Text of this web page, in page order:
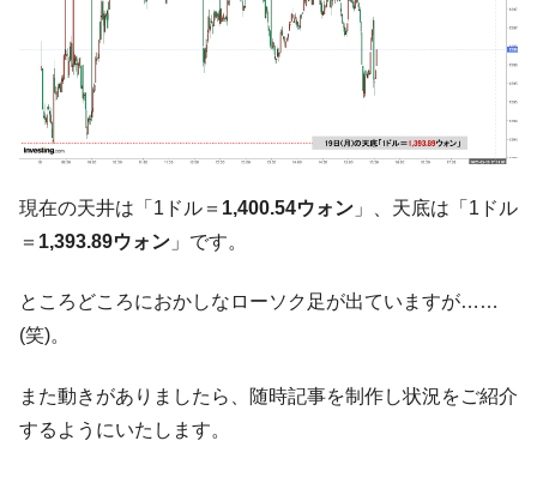
『Money1』
韓国製造業「半導体絶好調」のウラで他業
種は全般的「不調」⇒ PSIが示す現況は決して良くない。
『Money1』
【米韓激突案件】韓国消費者院が『クーパ
ン』1人当たり賠償10万ウォンを認定 ⇒ 総額3兆7,000億
『Money1』 韓国で猛暑。南東部では干ばつ
「KDDX」1番艦、2032年竣工と公示
『Money1』
【対日本円】ウォン安が急進！ 日米の協調
韓国政府『BYD』車への補助金を全廃 ⇒ 実
は韓国で『BYD』車は売れている。6カ月で対前年同期比
『Money1』
在韓米国大使スティールが着韓！⇒ さっそ
く空港に詰めかけ「出て行け！」「極右勢力」のプラカー
現在の天井は「1ドル＝ 1,400.54ウォン 」、天底は「1ドル
＝ 1,393.89ウォン 」です。
ところどころにおかしなローソク足が出ていますが……
(笑)。
また動きがありましたら、随時記事を制作し状況をご紹介
するようにいたします。